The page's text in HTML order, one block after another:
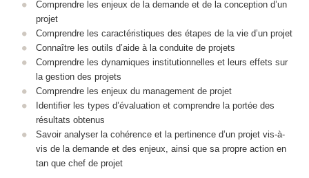
Comprendre les enjeux de la demande et de la conception d’un
projet
Comprendre les caractéristiques des étapes de la vie d’un projet
Connaître les outils d’aide à la conduite de projets
Comprendre les dynamiques institutionnelles et leurs effets sur
la gestion des projets
Comprendre les enjeux du management de projet
Identifier les types d’évaluation et comprendre la portée des
résultats obtenus
Savoir analyser la cohérence et la pertinence d’un projet vis-à-
vis de la demande et des enjeux, ainsi que sa propre action en
tan que chef de projet